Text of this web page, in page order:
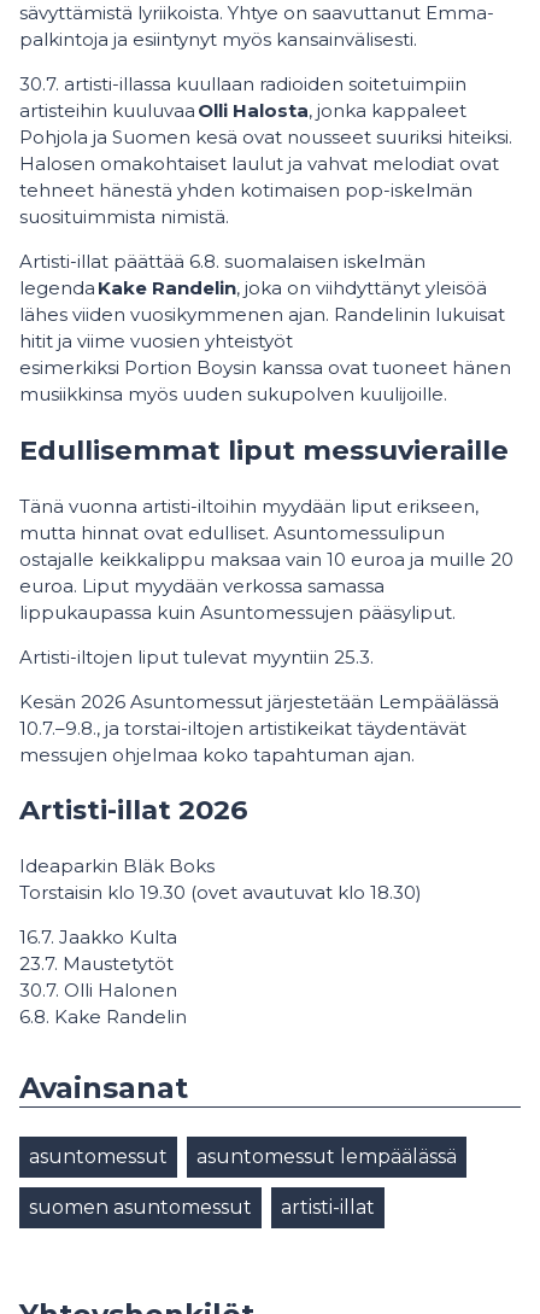
sävyttämistä lyriikoista. Yhtye on saavuttanut Emma-
palkintoja ja esiintynyt myös kansainvälisesti.
30.7. artisti-illassa kuullaan radioiden soitetuimpiin
artisteihin kuuluvaa Olli Halosta, jonka kappaleet
Pohjola ja Suomen kesä ovat nousseet suuriksi hiteiksi.
Halosen omakohtaiset laulut ja vahvat melodiat ovat
tehneet hänestä yhden kotimaisen pop-iskelmän
suosituimmista nimistä.
Artisti-illat päättää 6.8. suomalaisen iskelmän
legenda Kake Randelin, joka on viihdyttänyt yleisöä
lähes viiden vuosikymmenen ajan. Randelinin lukuisat
hitit ja viime vuosien yhteistyöt
esimerkiksi Portion Boysin kanssa ovat tuoneet hänen
musiikkinsa myös uuden sukupolven kuulijoille.
Edullisemmat liput messuvieraille
Tänä vuonna artisti-iltoihin myydään liput erikseen,
mutta hinnat ovat edulliset. Asuntomessulipun
ostajalle keikkalippu maksaa vain 10 euroa ja muille 20
euroa. Liput myydään verkossa samassa
lippukaupassa kuin Asuntomessujen pääsyliput.
Artisti-iltojen liput tulevat myyntiin 25.3.
Kesän 2026 Asuntomessut järjestetään Lempäälässä
10.7.–9.8., ja torstai-iltojen artistikeikat täydentävät
messujen ohjelmaa koko tapahtuman ajan.
Artisti-illat 2026
Ideaparkin Bläk Boks
Torstaisin klo 19.30 (ovet avautuvat klo 18.30)
16.7. Jaakko Kulta
23.7. Maustetytöt
30.7. Olli Halonen
6.8. Kake Randelin
Avainsanat
asuntomessut asuntomessut lempäälässä
suomen asuntomessut artisti-illat